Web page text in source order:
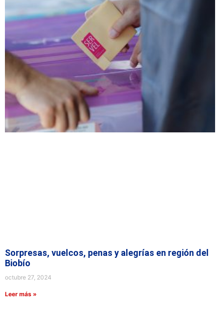
Sorpresas, vuelcos, penas y alegrías en región del
Biobío
octubre 27, 2024
Leer más »